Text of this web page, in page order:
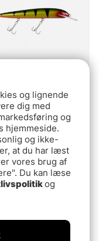
(28)
4.4 ud af 5
Wobbler
DKK
og lignende
dig med
og
hjemmeside.
og ikke-
at du har læst
vores brug af
Du kan læse
og